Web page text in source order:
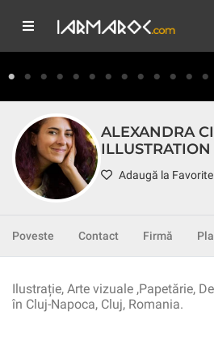
ALEXANDRA
Adaugă la Favorite
Poveste Contact Firmă
Ilustrație, Arte vizuale ,Papetărie,
în Cluj-Napoca, Cluj, Romania.